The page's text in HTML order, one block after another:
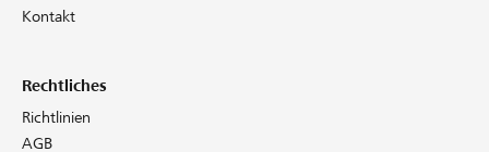
Kontakt
Rechtliches
Richtlinien
AGB